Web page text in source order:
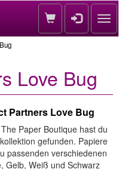
Love Bug
Partners Love Bug
Paper Boutique hast du
gefunden. Papiere
passenden verschiedenen
Gelb, Weiß und Schwarz